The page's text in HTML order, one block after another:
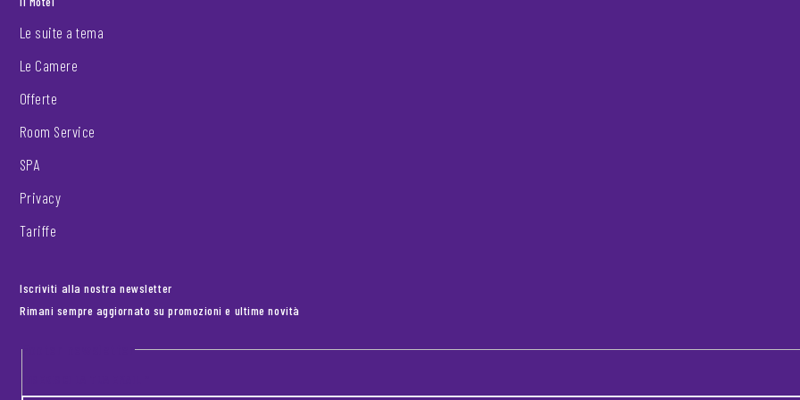
Le suite a tema
Le Camere
Offerte
Room Service
SPA
Privacy
Tariffe
Iscriviti alla nostra newsletter
Rimani sempre aggiornato su promozioni e ultime novità
Footer newsletter